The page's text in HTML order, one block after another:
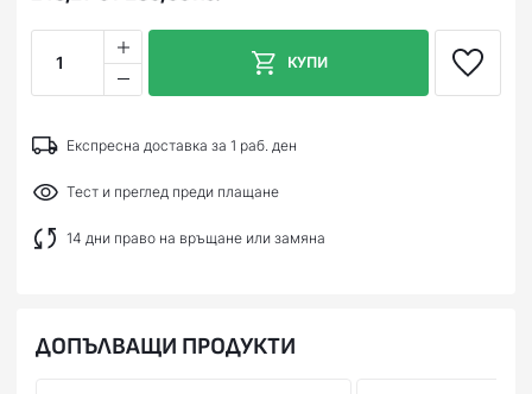
1 КУПИ
Експресна доставка за 1 раб. ден
Тест и преглед преди плащане
14 дни право на връщане или замяна
ДОПЪЛВАЩИ ПРОДУКТИ